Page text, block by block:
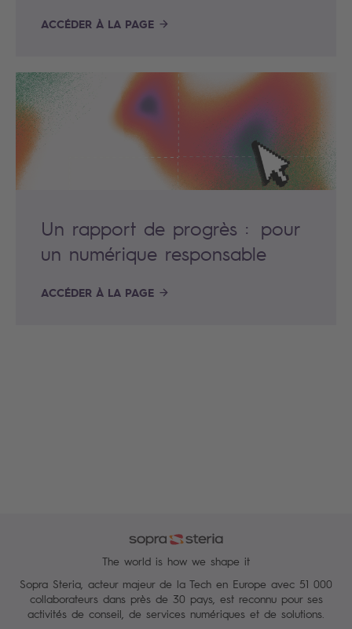
ACCÉDER À LA PAGE
Un rapport de progrès : pour
un numérique responsable
ACCÉDER À LA PAGE
The world is how we shape it
Sopra Steria, acteur majeur de la Tech en Europe avec 51 000
collaborateurs dans près de 30 pays, est reconnu pour ses
activités de conseil, de services numériques et de solutions.